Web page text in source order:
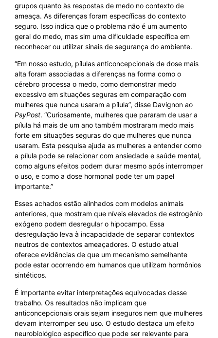
grupos quanto às respostas de medo no contexto de
ameaça. As diferenças foram específicas do contexto
seguro. Isso indica que o problema não é um aumento
geral do medo, mas sim uma dificuldade específica em
reconhecer ou utilizar sinais de segurança do ambiente.
“Em nosso estudo, pílulas anticoncepcionais de dose mais
alta foram associadas a diferenças na forma como o
cérebro processa o medo, como demonstrar medo
excessivo em situações seguras em comparação com
mulheres que nunca usaram a pílula”, disse Davignon ao
PsyPost. “Curiosamente, mulheres que pararam de usar a
pílula há mais de um ano também mostraram medo mais
forte em situações seguras do que mulheres que nunca
usaram. Esta pesquisa ajuda as mulheres a entender como
a pílula pode se relacionar com ansiedade e saúde mental,
como alguns efeitos podem durar mesmo após interromper
o uso, e como a dose hormonal pode ter um papel
importante.”
Esses achados estão alinhados com modelos animais
anteriores, que mostram que níveis elevados de estrogênio
exógeno podem desregular o hipocampo. Essa
desregulação leva à incapacidade de separar contextos
neutros de contextos ameaçadores. O estudo atual
oferece evidências de que um mecanismo semelhante
pode estar ocorrendo em humanos que utilizam hormônios
sintéticos.
É importante evitar interpretações equivocadas desse
trabalho. Os resultados não implicam que
anticoncepcionais orais sejam inseguros nem que mulheres
devam interromper seu uso. O estudo destaca um efeito
neurobiológico específico que pode ser relevante para